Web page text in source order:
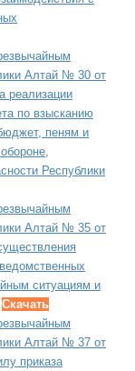
Алтай № 30 от
реализации
по взысканию
пеням и
Республики
Алтай № 35 от
ситуациям и
Скачать
Алтай № 37 от
приказа